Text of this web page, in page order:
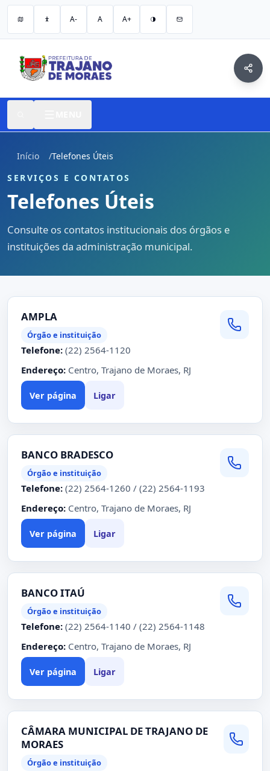
A- A A+
Início /Telefones Úteis
SERVIÇOS E CONTATOS
Telefones Úteis
Consulte os contatos institucionais dos órgãos e
instituições da administração municipal.
AMPLA
Órgão e instituição
Telefone: (22) 2564-1120
Endereço: Centro, Trajano de Moraes, RJ
Ver página Ligar
BANCO BRADESCO
Órgão e instituição
Telefone: (22) 2564-1260 / (22) 2564-1193
Endereço: Centro, Trajano de Moraes, RJ
Ver página Ligar
BANCO ITAÚ
Órgão e instituição
Telefone: (22) 2564-1140 / (22) 2564-1148
Endereço: Centro, Trajano de Moraes, RJ
Ver página Ligar
CÂMARA MUNICIPAL DE TRAJANO DE
MORAES
Órgão e instituição